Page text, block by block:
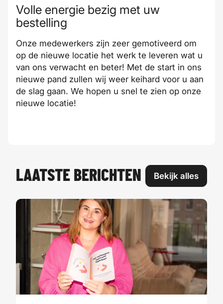
Volle energie bezig met uw
bestelling
Onze medewerkers zijn zeer gemotiveerd om
op de nieuwe locatie het werk te leveren wat u
van ons verwacht en beter! Met de start in ons
nieuwe pand zullen wij weer keihard voor u aan
de slag gaan. We hopen u snel te zien op onze
nieuwe locatie!
LAATSTE BERICHTEN Bekijk alles